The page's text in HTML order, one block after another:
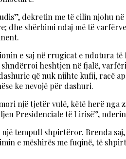
dekretin me të cilin njohu
dhe shërbimi ndaj më të
e saj në rrugicat e ndotura
heshtjen në fjalë,
që nuk njihte kufij, racë
ke nevojë për dashuri.
një tjetër vulë, këtë herë nga
Presidenciale të Lirisë”,
tempull shpirtëror. Brenda
e mëshirës me fuqinë, të